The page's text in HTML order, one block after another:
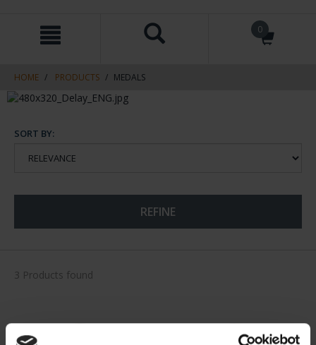
navigation
0
HOME PRODUCTS MEDALS
SORT BY:
REFINE
3 Products found